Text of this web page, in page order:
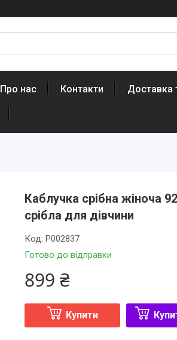
Про нас Контакти Доставка
Каблучка срібна жіноча
срібла для дівчини
Готово до відправки
Код:Р002837
899 ₴
Купити